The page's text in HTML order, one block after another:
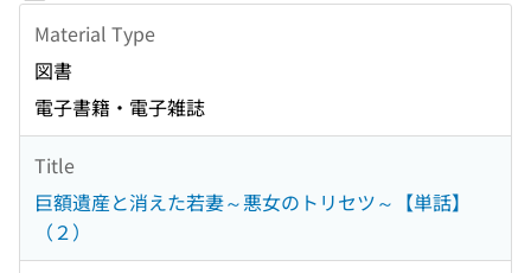
Material Type
図書
電子書籍・電子雑誌
Title
巨額遺産と消えた若妻～悪女のトリセツ～【単話】
（２）